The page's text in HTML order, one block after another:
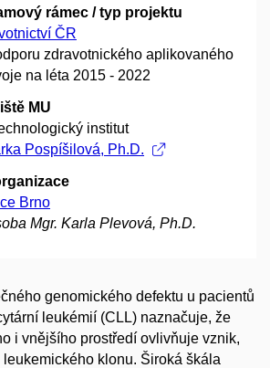
rámec / typ projektu
ČR
zdravotnického aplikovaného
na léta 2015 - 2022
MU
institut
Pospíšilová, Ph.D.
Brno
Mgr. Karla Plevová, Ph.D.
genomického defektu u pacientů
leukémií (CLL) naznačuje, že
i vnějšího prostředí ovlivňuje vznik,
klonu. Široká škála